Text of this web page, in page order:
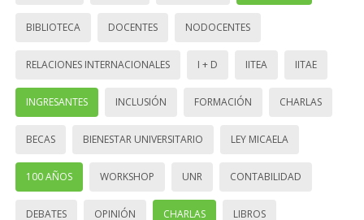
BIBLIOTECA DOCENTES NODOCENTES
RELACIONES INTERNACIONALES I + D IITEA IITAE
INGRESANTES INCLUSIÓN FORMACIÓN CHARLAS
BECAS BIENESTAR UNIVERSITARIO LEY MICAELA
100 AÑOS WORKSHOP UNR CONTABILIDAD
DEBATES OPINIÓN CHARLAS LIBROS